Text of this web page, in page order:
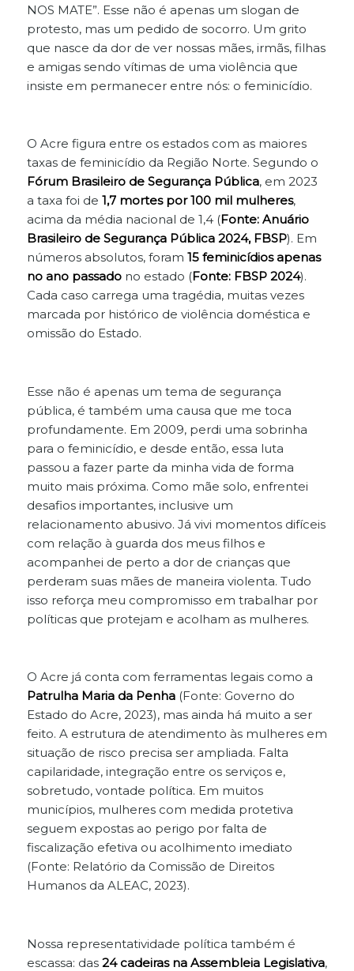
NOS MATE”. Esse não é apenas um slogan de
protesto, mas um pedido de socorro. Um grito
que nasce da dor de ver nossas mães, irmãs, filhas
e amigas sendo vítimas de uma violência que
insiste em permanecer entre nós: o feminicídio.
O Acre figura entre os estados com as maiores
taxas de feminicídio da Região Norte. Segundo o
Fórum Brasileiro de Segurança Pública, em 2023
a taxa foi de 1,7 mortes por 100 mil mulheres,
acima da média nacional de 1,4 (Fonte: Anuário
Brasileiro de Segurança Pública 2024, FBSP). Em
números absolutos, foram 15 feminicídios apenas
no ano passadono estado (Fonte: FBSP 2024).
Cada caso carrega uma tragédia, muitas vezes
marcada por histórico de violência doméstica e
omissão do Estado.
Esse não é apenas um tema de segurança
pública, é também uma causa que me toca
profundamente. Em 2009, perdi uma sobrinha
para o feminicídio, e desde então, essa luta
passou a fazer parte da minha vida de forma
muito mais próxima. Como mãe solo, enfrentei
desafios importantes, inclusive um
relacionamento abusivo. Já vivi momentos difíceis
com relação à guarda dos meus filhos e
acompanhei de perto a dor de crianças que
perderam suas mães de maneira violenta. Tudo
isso reforça meu compromisso em trabalhar por
políticas que protejam e acolham as mulheres.
O Acre já conta com ferramentas legais como a
Patrulha Maria da Penha(Fonte: Governo do
Estado do Acre, 2023), mas ainda há muito a ser
feito. A estrutura de atendimento às mulheres em
situação de risco precisa ser ampliada. Falta
capilaridade, integração entre os serviços e,
sobretudo, vontade política. Em muitos
municípios, mulheres com medida protetiva
seguem expostas ao perigo por falta de
fiscalização efetiva ou acolhimento imediato
(Fonte: Relatório da Comissão de Direitos
Humanos da ALEAC, 2023).
Nossa representatividade política também é
escassa: das 24 cadeiras na Assembleia Legislativa,